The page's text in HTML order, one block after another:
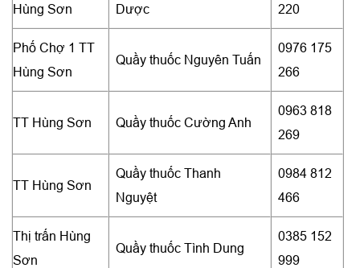
Hùng Sơn
Dược
220
Phố Chợ 1 TT
Hùng Sơn
Quầy thuốc Nguyên Tuấn
0976 175
266
TT Hùng Sơn Quầy thuốc Cường Anh
0963 818
269
TT Hùng Sơn
Quầy thuốc Thanh
Nguyệt
0984 812
466
Thị trấn Hùng
Sơn
Quầy thuốc Tình Dung
0385 152
999